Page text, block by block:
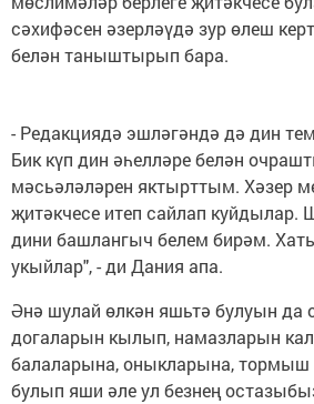
сәхифәсен әзерләүдә зур өлеш
белән таныштырып бара.
- Редакциядә эшләгәндә дә дин
Бик күп дин әһелләре белән
мәсьәләләрен яктырттым. Хәзер
җитәкчесе итеп сайлап куйдылар.
дини башлангыч белем бирәм.
укыйлар", - ди Дания апа.
Әнә шулай өлкән яшьтә булуын да
догаларын кылып, намазларын
балаларына, оныкларына, тормыш
булып яши әле ул безнең